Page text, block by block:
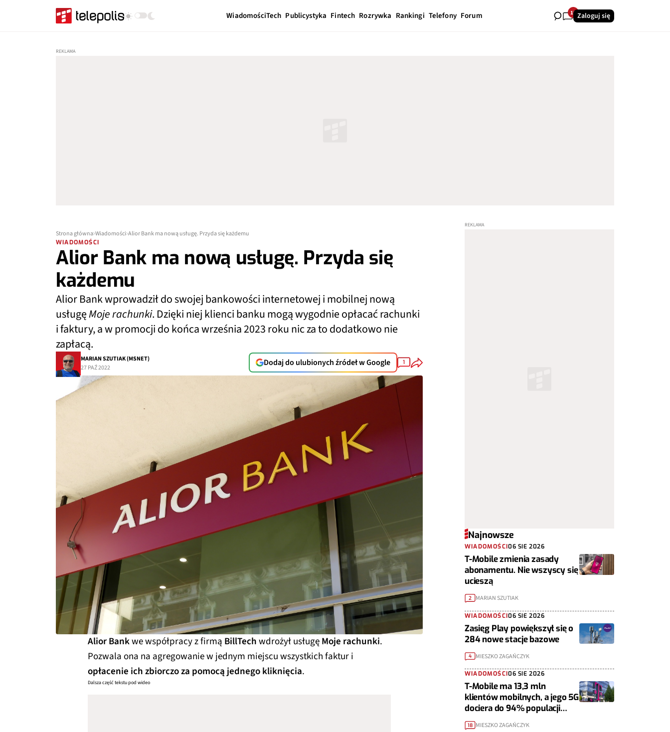
WiadomościTech Publicystyka Fintech Rozrywka Rankingi Telefony Forum 19Zaloguj się
Strona główna Wiadomości Alior Bank ma nową usługę. Przyda się każdemu
WIADOMOŚCI
Alior Bank ma nową usługę. Przyda się
każdemu
Alior Bank wprowadził do swojej bankowości internetowej i mobilnej nową
usługęMoje rachunki. Dzięki niej klienci banku mogą wygodnie opłacać rachunki
i faktury, a w promocji do końca września 2023 roku nic za to dodatkowo nie
zapłacą.
MARIAN SZUTIAK (MSNET)
27 PAŹ 2022
Dodaj do ulubionych źródeł w Google 1
Alior Bankwe współpracy z firmą BillTechwdrożył usługęMoje rachunki.
Pozwala ona na agregowanie w jednym miejscu wszystkich faktur i
opłacenie ich zbiorczo za pomocą jednego kliknięcia.
Dalsza część tekstu pod wideo
Najnowsze
WIADOMOŚCI06 SIE 2026
T-Mobile zmienia zasady
abonamentu. Nie wszyscy się
ucieszą
2 MARIAN SZUTIAK
WIADOMOŚCI06 SIE 2026
Zasięg Play powiększył się o
284 nowe stacje bazowe
4 MIESZKO ZAGAŃCZYK
WIADOMOŚCI06 SIE 2026
T-Mobile ma 13,3 mln
klientów mobilnych, a jego 5G
dociera do 94% populacji
Polski
18 MIESZKO ZAGAŃCZYK